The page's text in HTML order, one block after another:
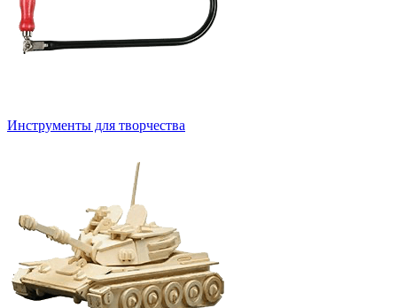
Инструменты для творчества